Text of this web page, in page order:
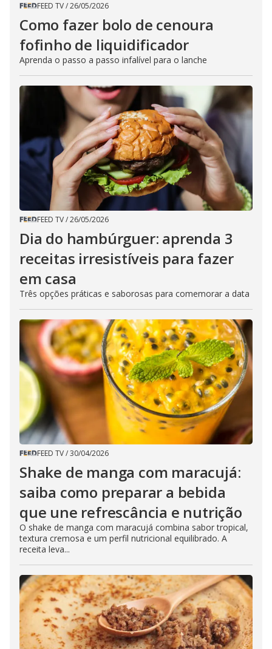
FEED TV/26/05/2026
Como fazer bolo de cenoura
fofinho de liquidificador
Aprenda o passo a passo infalível para o lanche
FEED TV/26/05/2026
Dia do hambúrguer: aprenda 3
receitas irresistíveis para fazer
em casa
Três opções práticas e saborosas para comemorar a data
FEED TV/30/04/2026
Shake de manga com maracujá:
saiba como preparar a bebida
que une refrescância e nutrição
O shake de manga com maracujá combina sabor tropical,
textura cremosa e um perfil nutricional equilibrado. A
receita leva...